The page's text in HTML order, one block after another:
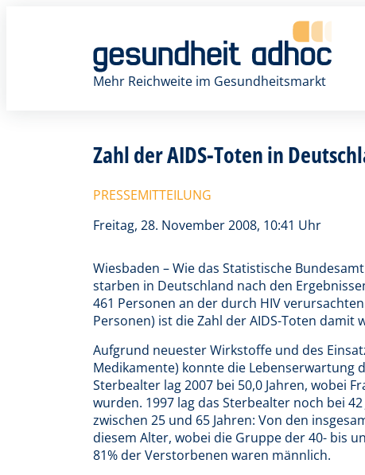
Mehr Reichweite im Gesundheitsmarkt
Zahl der AIDS-Toten in
PRESSEMITTEILUNG
Freitag, 28. November 2008, 10:41 Uhr
Wiesbaden – Wie das Statistische
starben in Deutschland nach den
461 Personen an der durch HIV
Personen) ist die Zahl der AIDS-Toten damit
Aufgrund neuester Wirkstoffe und des
Medikamente) konnte die Lebenserwartung
Sterbealter lag 2007 bei 50,0 Jahren, wobei
wurden. 1997 lag das Sterbealter noch bei
zwischen 25 und 65 Jahren: Von den
diesem Alter, wobei die Gruppe der 40- bis
81% der Verstorbenen waren männlich.